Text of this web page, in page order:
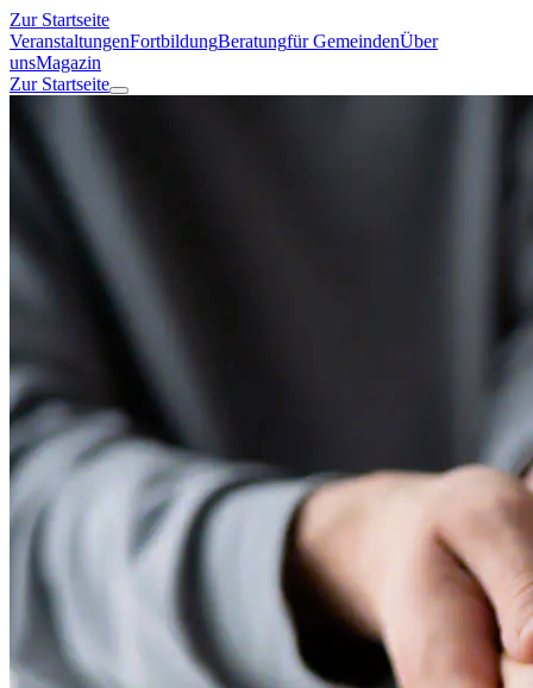
Zur Startseite
VeranstaltungenFortbildungBeratungfür GemeindenÜber
unsMagazin
Zur Startseite